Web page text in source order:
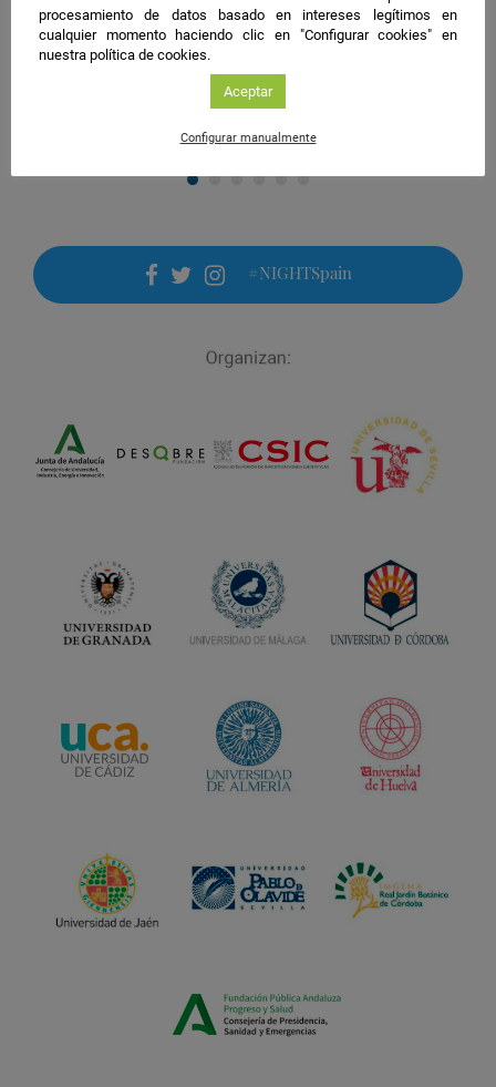
actividad
resistir al poder: lecciones de la Edad
Media al presente
Organiza:
facebook
twitter
instagram
#NIGHTSpain
procesamiento de datos basado en intereses legítimos en
cualquier momento haciendo clic en "Configurar cookies" en
nuestra política de cookies.
Aceptar
Configurar manualmente